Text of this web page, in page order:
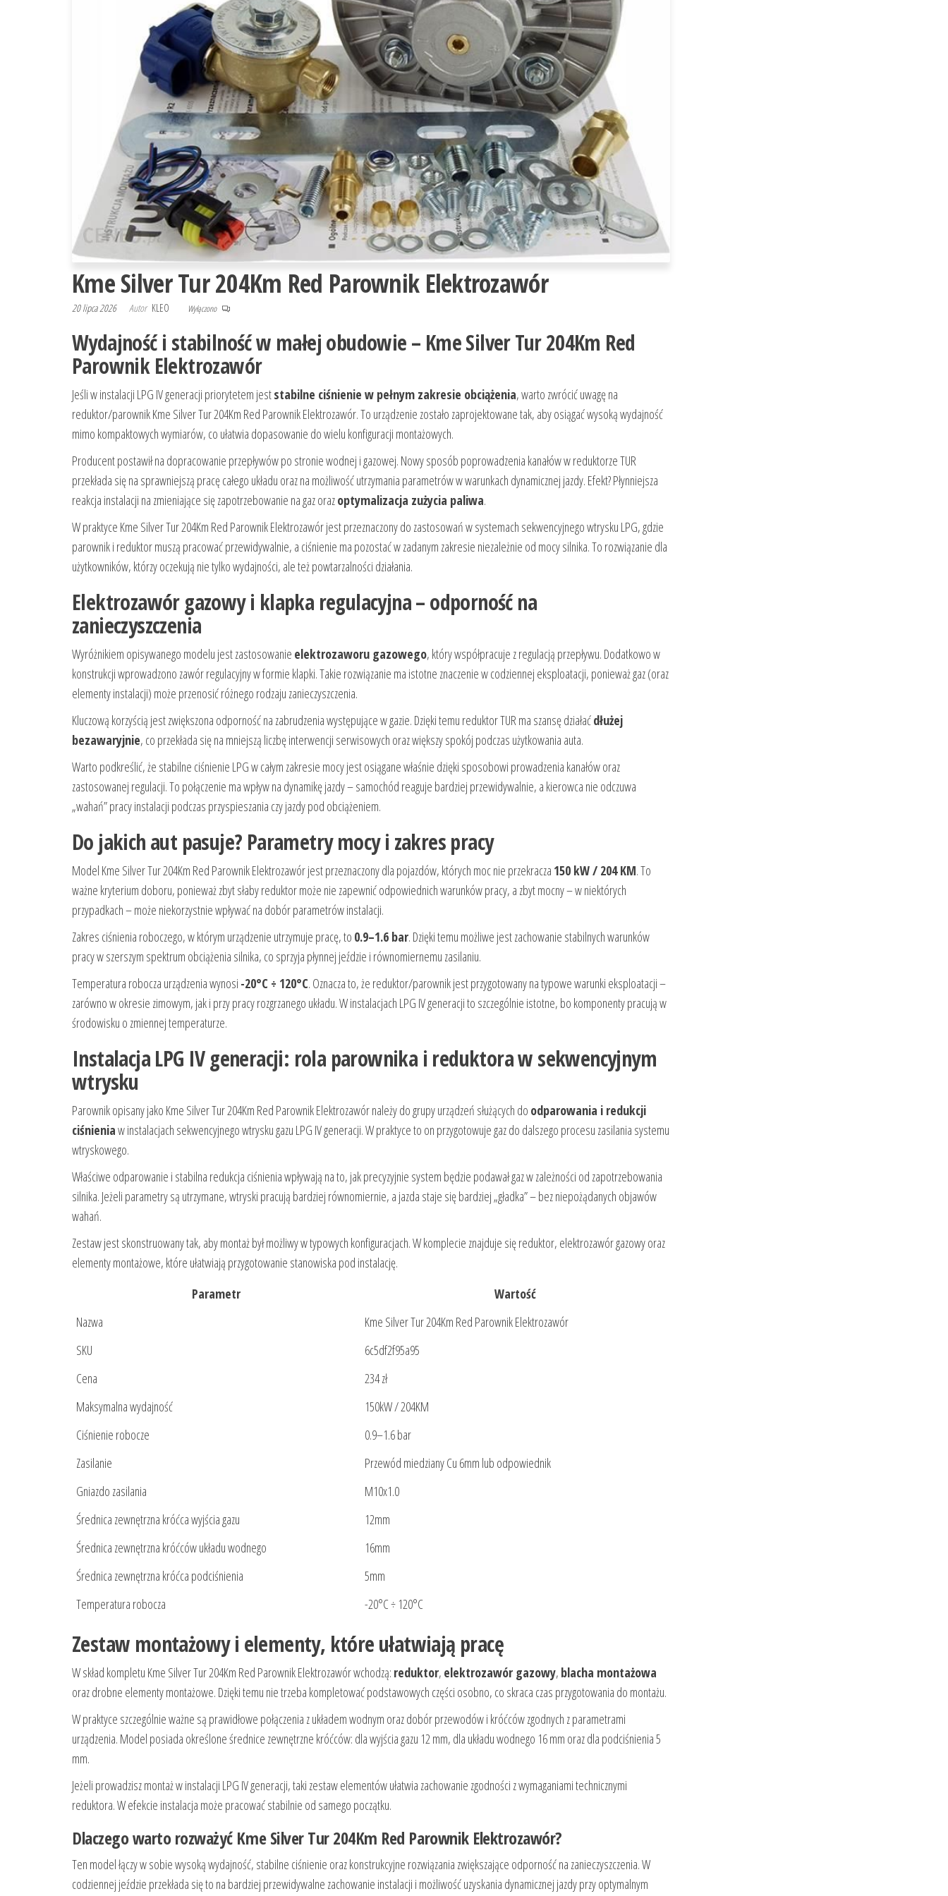
Kme Silver Tur 204Km Red Parownik Elektrozawór
20 lipca 2026 Autor KLEO Wyłączono
Wydajność i stabilność w małej obudowie – Kme Silver Tur 204Km Red
Parownik Elektrozawór
Jeśli w instalacji LPG IV generacji priorytetem jeststabilne ciśnienie w pełnym zakresie obciążenia, warto zwrócić uwagę na
reduktor/parownik Kme Silver Tur 204Km Red Parownik Elektrozawór. To urządzenie zostało zaprojektowane tak, aby osiągać wysoką wydajność
mimo kompaktowych wymiarów, co ułatwia dopasowanie do wielu konfiguracji montażowych.
Producent postawił na dopracowanie przepływów po stronie wodnej i gazowej. Nowy sposób poprowadzenia kanałów w reduktorze TUR
przekłada się na sprawniejszą pracę całego układu oraz na możliwość utrzymania parametrów w warunkach dynamicznej jazdy. Efekt? Płynniejsza
reakcja instalacji na zmieniające się zapotrzebowanie na gaz orazoptymalizacja zużycia paliwa.
W praktyce Kme Silver Tur 204Km Red Parownik Elektrozawór jest przeznaczony do zastosowań w systemach sekwencyjnego wtrysku LPG, gdzie
parownik i reduktor muszą pracować przewidywalnie, a ciśnienie ma pozostać w zadanym zakresie niezależnie od mocy silnika. To rozwiązanie dla
użytkowników, którzy oczekują nie tylko wydajności, ale też powtarzalności działania.
Elektrozawór gazowy i klapka regulacyjna – odporność na
zanieczyszczenia
Wyróżnikiem opisywanego modelu jest zastosowanie elektrozaworu gazowego, który współpracuje z regulacją przepływu. Dodatkowo w
konstrukcji wprowadzono zawór regulacyjny w formie klapki. Takie rozwiązanie ma istotne znaczenie w codziennej eksploatacji, ponieważ gaz (oraz
elementy instalacji) może przenosić różnego rodzaju zanieczyszczenia.
Kluczową korzyścią jest zwiększona odporność na zabrudzenia występujące w gazie. Dzięki temu reduktor TUR ma szansę działaćdłużej
bezawaryjnie, co przekłada się na mniejszą liczbę interwencji serwisowych oraz większy spokój podczas użytkowania auta.
Warto podkreślić, że stabilne ciśnienie LPG w całym zakresie mocy jest osiągane właśnie dzięki sposobowi prowadzenia kanałów oraz
zastosowanej regulacji. To połączenie ma wpływ na dynamikę jazdy – samochód reaguje bardziej przewidywalnie, a kierowca nie odczuwa
„wahań” pracy instalacji podczas przyspieszania czy jazdy pod obciążeniem.
Do jakich aut pasuje? Parametry mocy i zakres pracy
Model Kme Silver Tur 204Km Red Parownik Elektrozawór jest przeznaczony dla pojazdów, których moc nie przekracza 150 kW / 204 KM. To
ważne kryterium doboru, ponieważ zbyt słaby reduktor może nie zapewnić odpowiednich warunków pracy, a zbyt mocny – w niektórych
przypadkach – może niekorzystnie wpływać na dobór parametrów instalacji.
Zakres ciśnienia roboczego, w którym urządzenie utrzymuje pracę, to 0.9–1.6 bar. Dzięki temu możliwe jest zachowanie stabilnych warunków
pracy w szerszym spektrum obciążenia silnika, co sprzyja płynnej jeździe i równomiernemu zasilaniu.
Temperatura robocza urządzenia wynosi -20°C ÷ 120°C. Oznacza to, że reduktor/parownik jest przygotowany na typowe warunki eksploatacji –
zarówno w okresie zimowym, jak i przy pracy rozgrzanego układu. W instalacjach LPG IV generacji to szczególnie istotne, bo komponenty pracują w
środowisku o zmiennej temperaturze.
Instalacja LPG IV generacji: rola parownika i reduktora w sekwencyjnym
wtrysku
Parownik opisany jako Kme Silver Tur 204Km Red Parownik Elektrozawór należy do grupy urządzeń służących do odparowania i redukcji
ciśnieniaw instalacjach sekwencyjnego wtrysku gazu LPG IV generacji. W praktyce to on przygotowuje gaz do dalszego procesu zasilania systemu
wtryskowego.
Właściwe odparowanie i stabilna redukcja ciśnienia wpływają na to, jak precyzyjnie system będzie podawał gaz w zależności od zapotrzebowania
silnika. Jeżeli parametry są utrzymane, wtryski pracują bardziej równomiernie, a jazda staje się bardziej „gładka” – bez niepożądanych objawów
wahań.
Zestaw jest skonstruowany tak, aby montaż był możliwy w typowych konfiguracjach. W komplecie znajduje się reduktor, elektrozawór gazowy oraz
elementy montażowe, które ułatwiają przygotowanie stanowiska pod instalację.
Parametr
Wartość
Nazwa
Kme Silver Tur 204Km Red Parownik Elektrozawór
SKU
6c5df2f95a95
Cena
234 zł
Maksymalna wydajność
150kW / 204KM
Ciśnienie robocze
0.9–1.6 bar
Zasilanie
Przewód miedziany Cu 6mm lub odpowiednik
Gniazdo zasilania
M10x1.0
Średnica zewnętrzna króćca wyjścia gazu
12mm
Średnica zewnętrzna króćców układu wodnego
16mm
Średnica zewnętrzna króćca podciśnienia
5mm
Temperatura robocza
-20°C ÷ 120°C
Zestaw montażowy i elementy, które ułatwiają pracę
W skład kompletu Kme Silver Tur 204Km Red Parownik Elektrozawór wchodzą: reduktor, elektrozawór gazowy, blacha montażowa
oraz drobne elementy montażowe. Dzięki temu nie trzeba kompletować podstawowych części osobno, co skraca czas przygotowania do montażu.
W praktyce szczególnie ważne są prawidłowe połączenia z układem wodnym oraz dobór przewodów i króćców zgodnych z parametrami
urządzenia. Model posiada określone średnice zewnętrzne króćców: dla wyjścia gazu 12 mm, dla układu wodnego 16 mm oraz dla podciśnienia 5
mm.
Jeżeli prowadzisz montaż w instalacji LPG IV generacji, taki zestaw elementów ułatwia zachowanie zgodności z wymaganiami technicznymi
reduktora. W efekcie instalacja może pracować stabilnie od samego początku.
Dlaczego warto rozważyć Kme Silver Tur 204Km Red Parownik Elektrozawór?
Ten model łączy w sobie wysoką wydajność, stabilne ciśnienie oraz konstrukcyjne rozwiązania zwiększające odporność na zanieczyszczenia. W
codziennej jeździe przekłada się to na bardziej przewidywalne zachowanie instalacji i możliwość uzyskania dynamicznej jazdy przy optymalnym